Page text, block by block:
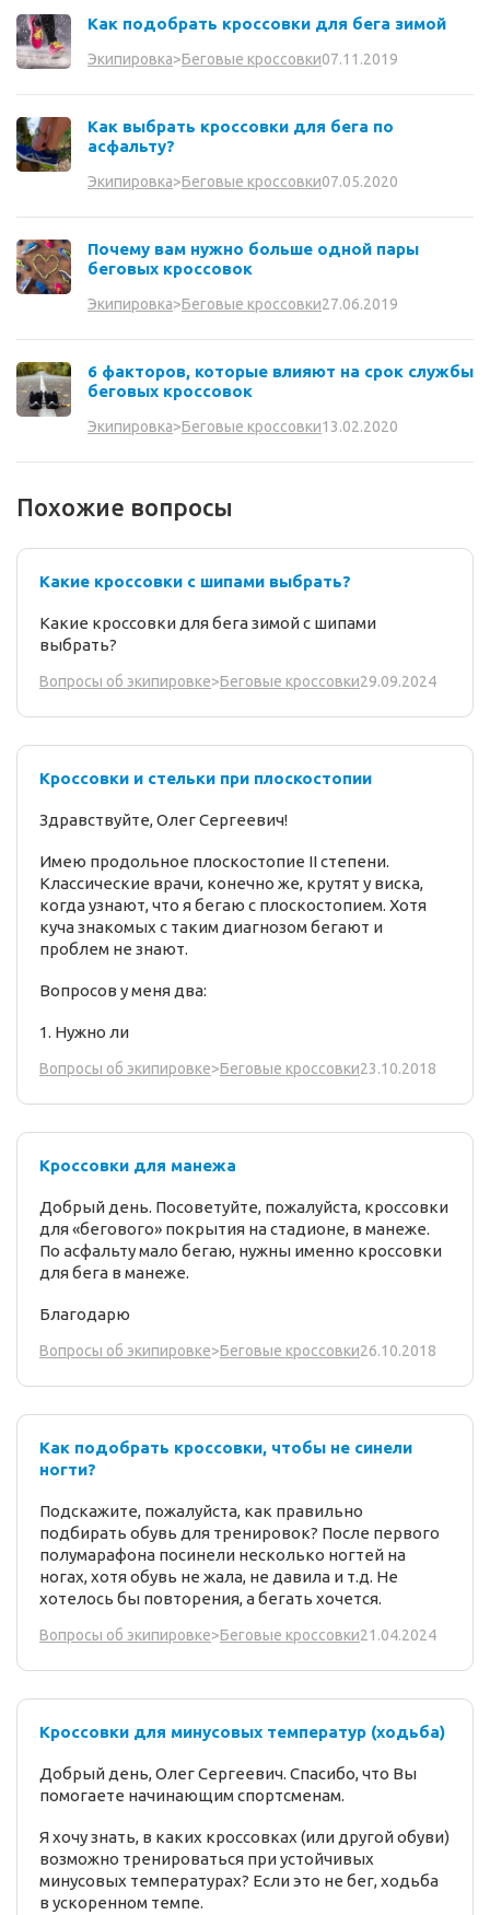
Как подобрать кроссовки для бега зимой
Экипировка>Беговые кроссовки07.11.2019
Как выбрать кроссовки для бега по
асфальту?
Экипировка>Беговые кроссовки07.05.2020
Почему вам нужно больше одной пары
беговых кроссовок
Экипировка>Беговые кроссовки27.06.2019
6 факторов, которые влияют на срок службы
беговых кроссовок
Экипировка>Беговые кроссовки13.02.2020
Похожие вопросы
Какие кроссовки с шипами выбрать?
Какие кроссовки для бега зимой с шипами
выбрать?
Вопросы об экипировке>Беговые кроссовки29.09.2024
Кроссовки и стельки при плоскостопии
Здравствуйте, Олег Сергеевич!
Имею продольное плоскостопие II степени.
Классические врачи, конечно же, крутят у виска,
когда узнают, что я бегаю с плоскостопием. Хотя
куча знакомых с таким диагнозом бегают и
проблем не знают.
Вопросов у меня два:
1. Нужно ли
Вопросы об экипировке>Беговые кроссовки23.10.2018
Кроссовки для манежа
Добрый день. Посоветуйте, пожалуйста, кроссовки
для «бегового» покрытия на стадионе, в манеже.
По асфальту мало бегаю, нужны именно кроссовки
для бега в манеже.
Благодарю
Вопросы об экипировке>Беговые кроссовки26.10.2018
Как подобрать кроссовки, чтобы не синели
ногти?
Подскажите, пожалуйста, как правильно
подбирать обувь для тренировок? После первого
полумарафона посинели несколько ногтей на
ногах, хотя обувь не жала, не давила и т.д. Не
хотелось бы повторения, а бегать хочется.
Вопросы об экипировке>Беговые кроссовки21.04.2024
Кроссовки для минусовых температур (ходьба)
Добрый день, Олег Сергеевич. Спасибо, что Вы
помогаете начинающим спортсменам.
Я хочу знать, в каких кроссовках (или другой обуви)
возможно тренироваться при устойчивых
минусовых температурах? Если это не бег, ходьба
в ускоренном темпе.